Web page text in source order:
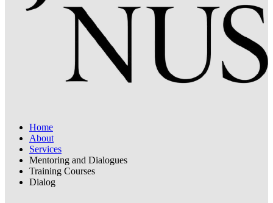
Home
About
Services
Mentoring and Dialogues
Training Courses
Dialog